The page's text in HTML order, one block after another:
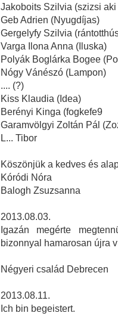
Jakoboits Szilvia (szizsi
Geb Adrien (Nyugdíjas)
Gergelyfy Szilvia
Varga Ilona Anna (Iluska)
Polyák Boglárka Bogee
Nógy Vánészó (Lampon)
.... (?)
Kiss Klaudia (Idea)
Berényi Kinga (fogkefe9
Garamvölgyi Zoltán Pál
L... Tibor
Köszönjük a kedves és
Kóródi Nóra
Balogh Zsuzsanna
2013.08.03.
Igazán megérte
bizonnyal hamarosan újra
Négyeri család Debrecen
2013.08.11.
Ich bin begeistert.